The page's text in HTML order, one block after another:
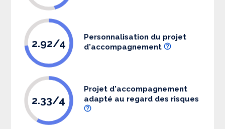
2.92/4
Personnalisation du projet
d'accompagnement
2.33/4
Projet d'accompagnement
adapté au regard des risques